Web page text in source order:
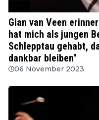
Gian van Veen
hat mich als jungen
Schlepptau gehabt,
dankbar bleiben"
06 November 2023